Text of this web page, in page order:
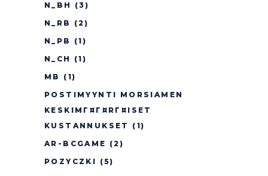
N_BH
(3)
N_RB
(2)
N_PB
(1)
N_CH
(1)
MB
(1)
POSTIMYYNTI MORSIAMEN
KESKIMГ¤Г¤RГ¤ISET
KUSTANNUKSET
(1)
AR-BCGAME (2)
POZYCZKI (5)